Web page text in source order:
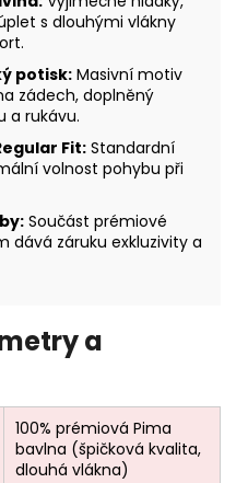
s dlouhými vlákny
potisk: Masivní motiv
zádech, doplněný
a rukávu.
Fit: Standardní
volnost pohybu při
Součást prémiové
dává záruku exkluzivity a
a
100% prémiová Pima
bavlna (špičková kvalita,
dlouhá vlákna)